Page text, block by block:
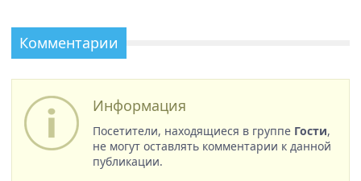
Комментарии
Информация
Посетители, находящиеся в группе Гости,
не могут оставлять комментарии к данной
публикации.